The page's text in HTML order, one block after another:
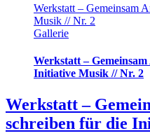
und
Jammen
Werkstatt – Gemeinsam
Musik // Nr. 2
Gallerie
Werkstatt –
Initiative Musik // Nr. 2
Werkstatt –
schreiben für die